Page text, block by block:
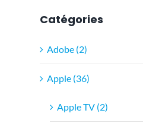
Catégories
Adobe (2)
Apple (36)
Apple TV (2)